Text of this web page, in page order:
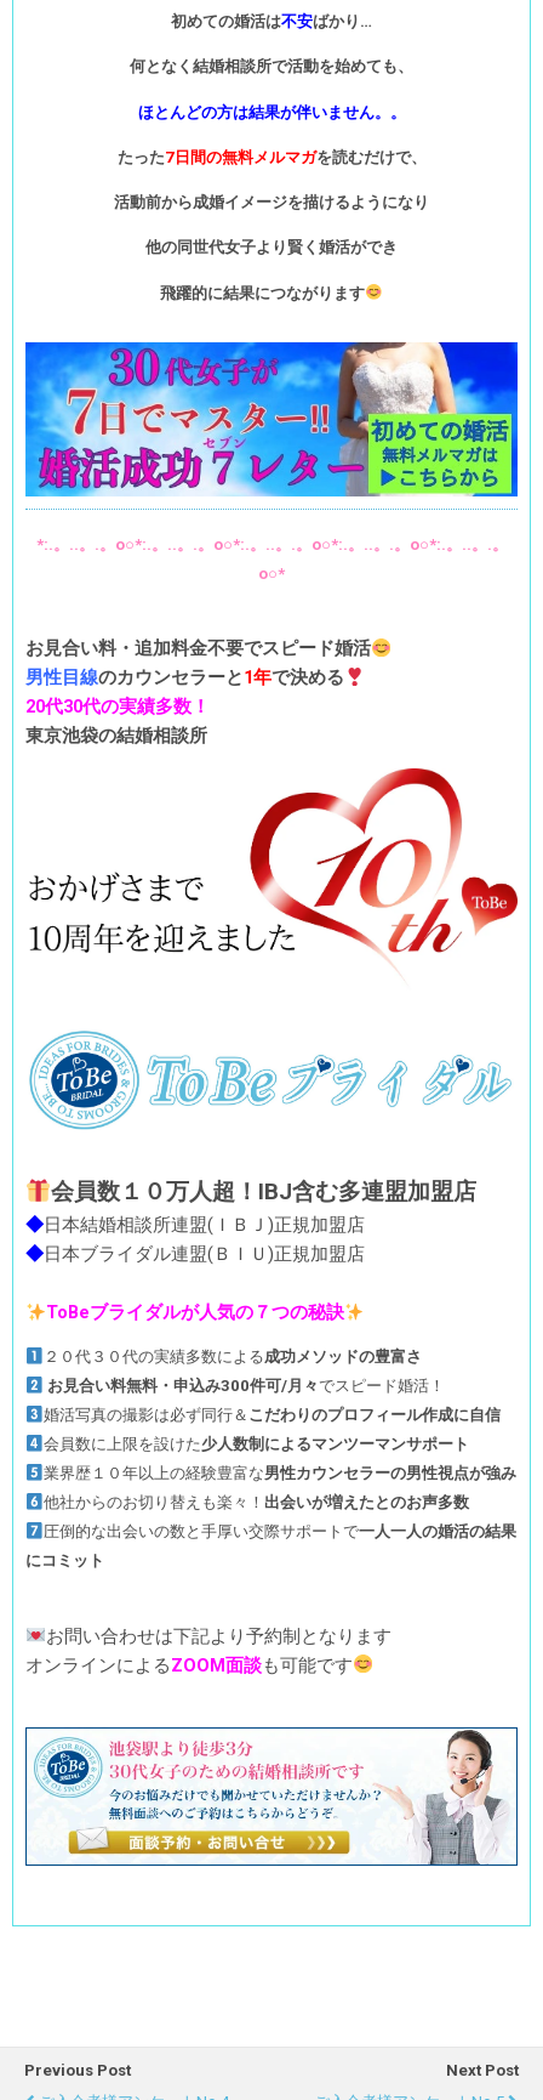
初めての婚活は不安ばかり…
何となく結婚相談所で活動を始めても、
ほとんどの方は結果が伴いません。。
たった7日間の無料メルマガを読むだけで、
活動前から成婚イメージを描けるようになり
他の同世代女子より賢く婚活ができ
飛躍的に結果につながります
*:.。..。.。o○*:.。..。.。o○*:.。..。.。o○*:.。..。.。o○*:.。..。.。
o○*
お見合い料・追加料金不要でスピード婚活
男性目線のカウンセラーと1年で決める
20代30代の実績多数！
東京池袋の結婚相談所
会員数１０万人超！IBJ含む多連盟加盟店
◆日本結婚相談所連盟(ＩＢＪ)正規加盟店
◆日本ブライダル連盟(ＢＩＵ)正規加盟店
ToBeブライダルが人気の７つの秘訣
２０代３０代の実績多数による成功メソッドの豊富さ
お見合い料無料・申込み300件可/月々でスピード婚活！
婚活写真の撮影は必ず同行＆ こだわりのプロフィール作成に自信
会員数に上限を設けた少人数制によるマンツーマンサポート
業界歴１０年以上の経験豊富な男性カウンセラーの男性視点が強み
他社からのお切り替えも楽々！出会いが増えたとのお声多数
圧倒的な出会いの数と手厚い交際サポートで一人一人の婚活の結果
にコミット
お問い合わせは下記より予約制となります
オンラインによるZOOM面談も可能です
Previous Post
Next Post